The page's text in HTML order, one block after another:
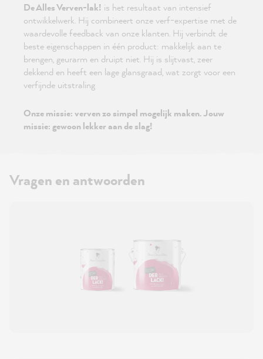
De Alles Verven-lak! is het resultaat van intensief
ontwikkelwerk. Hij combineert onze verf-expertise met de
waardevolle feedback van onze klanten. Hij verbindt de
beste eigenschappen in één product: makkelijk aan te
brengen, geurarm en druipt niet. Hij is slijtvast, zeer
dekkend en heeft een lage glansgraad, wat zorgt voor een
verfijnde uitstraling
Onze missie: verven zo simpel mogelijk maken. Jouw
missie: gewoon lekker aan de slag!
Vragen en antwoorden